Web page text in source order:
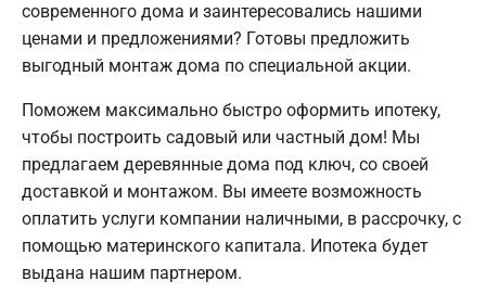
современного дома и заинтересовались нашими
ценами и предложениями? Готовы предложить
выгодный монтаж дома по специальной акции.
Поможем максимально быстро оформить ипотеку,
чтобы построить садовый или частный дом! Мы
предлагаем деревянные дома под ключ, со своей
доставкой и монтажом. Вы имеете возможность
оплатить услуги компании наличными, в рассрочку, с
помощью материнского капитала. Ипотека будет
выдана нашим партнером.